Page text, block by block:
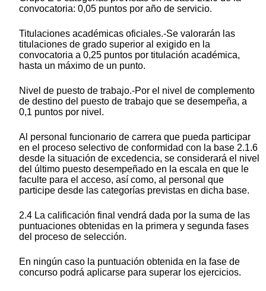
convocatoria: 0,05 puntos por año de servicio.
Titulaciones académicas oficiales.-Se valorarán las
titulaciones de grado superior al exigido en la
convocatoria a 0,25 puntos por titulación académica,
hasta un máximo de un punto.
Nivel de puesto de trabajo.-Por el nivel de complemento
de destino del puesto de trabajo que se desempeña, a
0,1 puntos por nivel.
Al personal funcionario de carrera que pueda participar
en el proceso selectivo de conformidad con la base 2.1.6
desde la situación de excedencia, se considerará el nivel
del último puesto desempeñado en la escala en que le
faculte para el acceso, así como, al personal que
participe desde las categorías previstas en dicha base.
2.4 La calificación final vendrá dada por la suma de las
puntuaciones obtenidas en la primera y segunda fases
del proceso de selección.
En ningún caso la puntuación obtenida en la fase de
concurso podrá aplicarse para superar los ejercicios.